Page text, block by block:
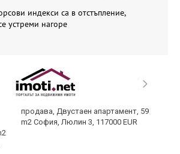
индекси са в отстъпление,
устреми нагоре
продава, Двустаен апартамент, 59
m2 София, Люлин 3, 117000 EUR